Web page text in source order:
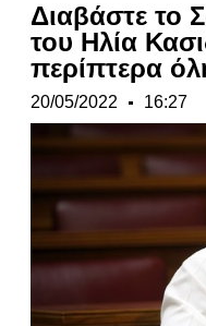
Διαβάστε το
του Ηλία
περίπτερα
20/05/2022 16:27